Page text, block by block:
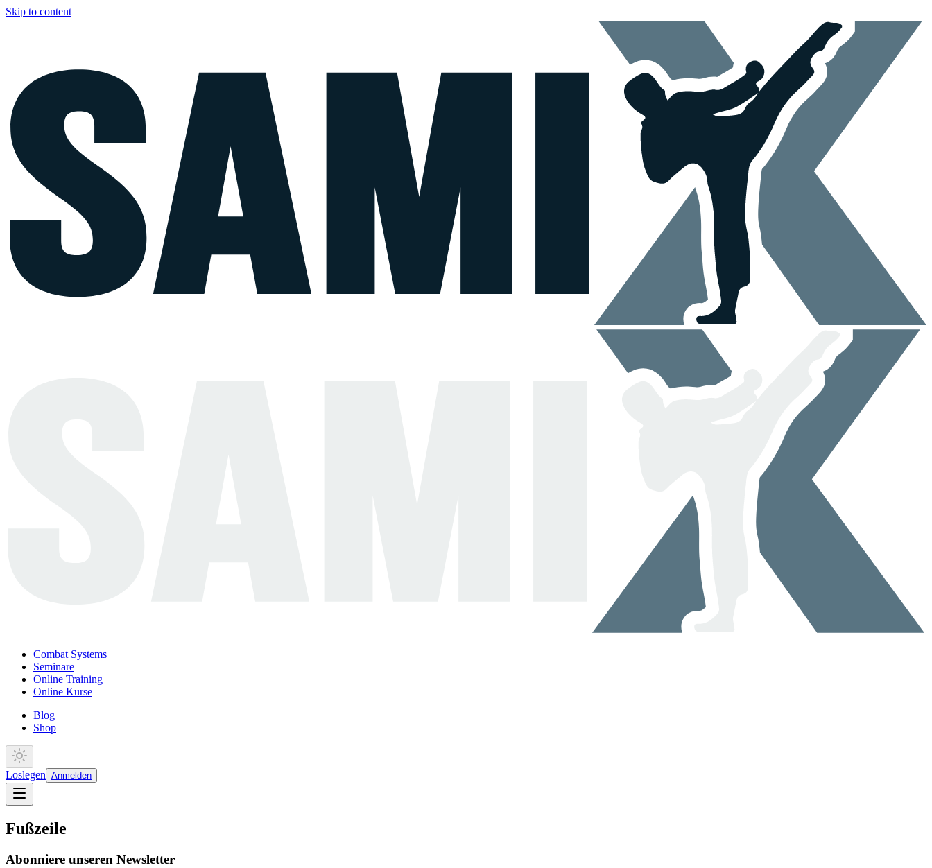
Skip to content
Combat Systems
Seminare
Online Training
Online Kurse
Blog
Shop
Loslegen Anmelden
Fußzeile
Abonniere unseren Newsletter